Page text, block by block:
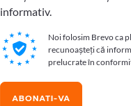
Furnizori
informativ.
Noi folosim Brevo ca
recunoașteți că
prelucrate în
ABONATI-VA